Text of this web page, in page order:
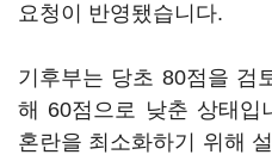
요청이 반영됐습니다.
기후부는 당초 80점을 검
해 60점으로 낮춘 상태입
혼란을 최소화하기 위해